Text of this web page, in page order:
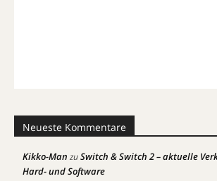
Neueste Kommentare
Kikko-Man zuSwitch & Switch 2 – aktuelle
Hard- und Software